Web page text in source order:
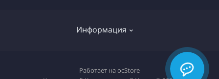
Информация
О компании
Работает на ocStore